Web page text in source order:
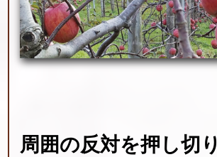
周囲の反対を押し切り